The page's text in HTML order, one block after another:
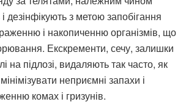
з метою запобігання
і накопиченню організмів, що
Екскременти, сечу, залишки
на підлозі, видаляють так часто, як
неприємні запахи і
комах і гризунів.